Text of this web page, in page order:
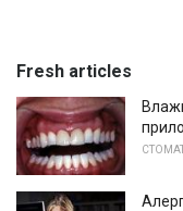
Fresh articles